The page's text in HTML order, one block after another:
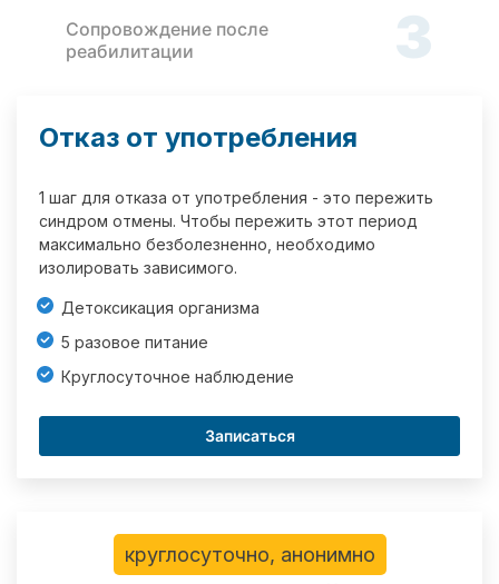
Сопровождение после
реабилитации
3
Отказ от употребления
1 шаг для отказа от употребления - это пережить
синдром отмены. Чтобы пережить этот период
максимально безболезненно, необходимо
изолировать зависимого.
Детоксикация организма
5 разовое питание
Круглосуточное наблюдение
Записаться
круглосуточно, анонимно